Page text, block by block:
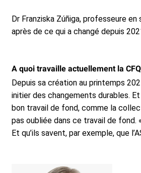
Dr Franziska Zúñiga, professeure
après de ce qui a changé depuis
A quoi travaille actuellement la
Depuis sa création au printemps
initier des changements durables.
bon travail de fond, comme la
pas oubliée dans ce travail de fond.
Et qu’ils savent, par exemple, que